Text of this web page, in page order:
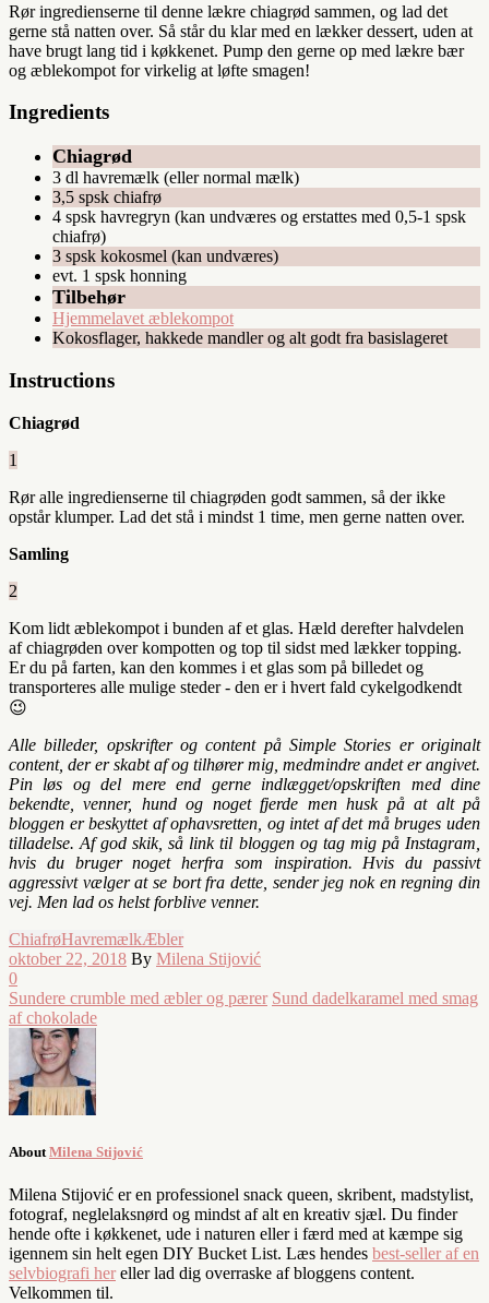
Rør ingredienserne til denne lækre chiagrød sammen, og lad det
gerne stå natten over. Så står du klar med en lækker dessert, uden at
have brugt lang tid i køkkenet. Pump den gerne op med lækre bær
og æblekompot for virkelig at løfte smagen!
Ingredients
Chiagrød
3 dl havremælk (eller normal mælk)
3,5 spsk chiafrø
4 spsk havregryn (kan undværes og erstattes med 0,5-1 spsk
chiafrø)
3 spsk kokosmel (kan undværes)
evt. 1 spsk honning
Tilbehør
Hjemmelavet æblekompot
Kokosflager, hakkede mandler og alt godt fra basislageret
Instructions
Chiagrød
1
Rør alle ingredienserne til chiagrøden godt sammen, så der ikke
opstår klumper. Lad det stå i mindst 1 time, men gerne natten over.
Samling
2
Kom lidt æblekompot i bunden af et glas. Hæld derefter halvdelen
af chiagrøden over kompotten og top til sidst med lækker topping.
Er du på farten, kan den kommes i et glas som på billedet og
transporteres alle mulige steder - den er i hvert fald cykelgodkendt
😉
Alle billeder, opskrifter og content på Simple Stories er originalt
content, der er skabt af og tilhører mig, medmindre andet er angivet.
Pin løs og del mere end gerne indlægget/opskriften med dine
bekendte, venner, hund og noget fjerde men husk på at alt på
bloggen er beskyttet af ophavsretten, og intet af det må bruges uden
tilladelse. Af god skik, så link til bloggen og tag mig på Instagram,
hvis du bruger noget herfra som inspiration. Hvis du passivt
aggressivt vælger at se bort fra dette, sender jeg nok en regning din
vej. Men lad os helst forblive venner.
ChiafrøHavremælkÆbler
oktober 22, 2018 By Milena Stijović
0
Sundere crumble med æbler og pærer Sund dadelkaramel med smag
af chokolade
About Milena Stijović
Milena Stijović er en professionel snack queen, skribent, madstylist,
fotograf, neglelaksnørd og mindst af alt en kreativ sjæl. Du finder
hende ofte i køkkenet, ude i naturen eller i færd med at kæmpe sig
igennem sin helt egen DIY Bucket List. Læs hendes best-seller af en
selvbiografi her eller lad dig overraske af bloggens content.
Velkommen til.